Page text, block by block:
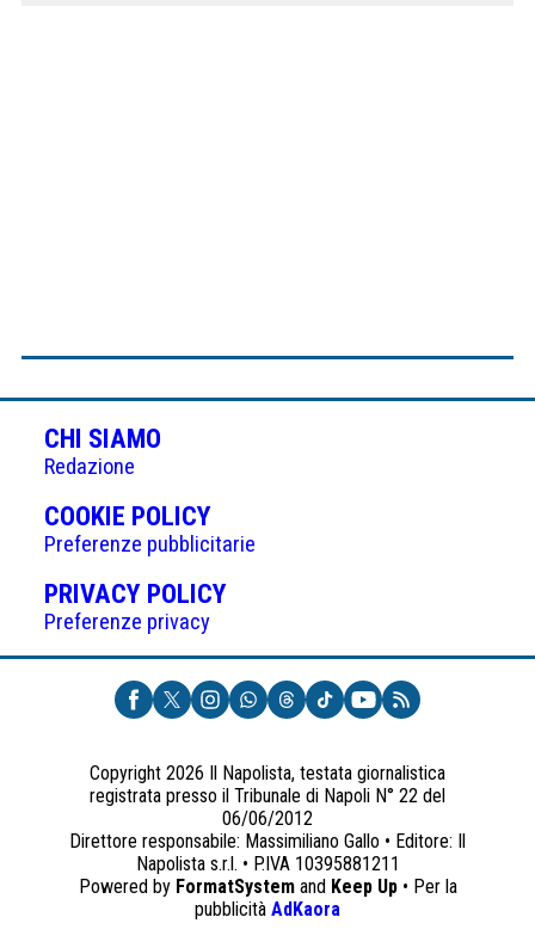
CHI SIAMO
Redazione
COOKIE POLICY(APRE
IN
UNA
NUOVA
Preferenze pubblicitarie
PRIVACY POLICY(APRE
UNA
NUOVA
SCHEDA)
Preferenze privacy
Copyright 2026 Il Napolista, testata giornalistica
registrata presso il Tribunale di Napoli N° 22 del
06/06/2012
Direttore responsabile: Massimiliano Gallo • Editore: Il
Napolista s.r.l. • P.IVA 10395881211
Powered by FormatSystemand Keep Up• Per la
pubblicità AdKaora